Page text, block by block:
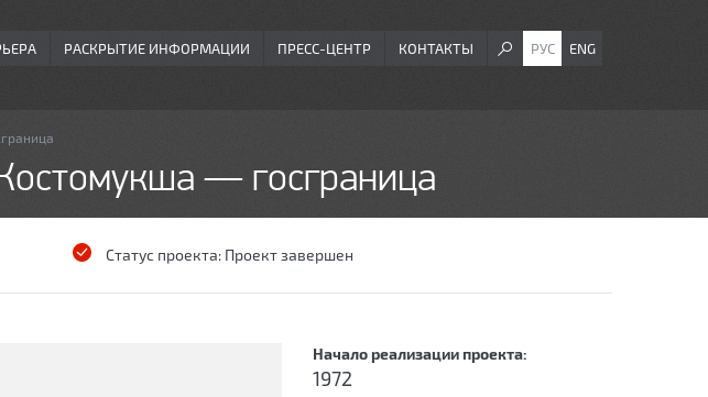
РАСКРЫТИЕ ИНФОРМАЦИИ ПРЕСС-ЦЕНТР КОНТАКТЫ РУС ENG
— госграница
Статус проекта: Проект завершен
Начало реализации проекта:
1972